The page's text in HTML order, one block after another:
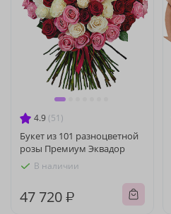
4.9 (51)
Букет из 101 разноцветной
розы Премиум Эквадор
В наличии
47 720 ₽